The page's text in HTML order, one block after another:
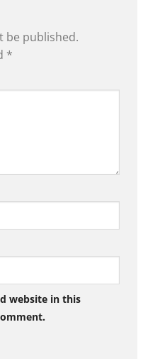
be published.
*
website in this